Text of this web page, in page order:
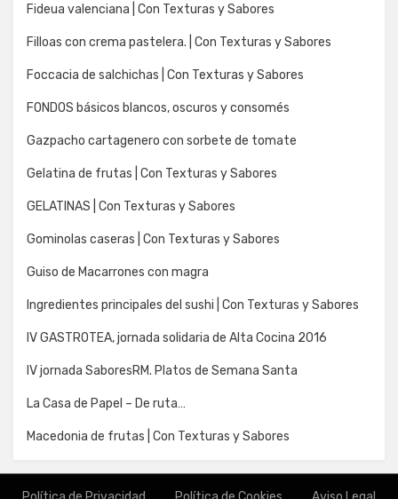
Fideua valenciana | Con Texturas y Sabores
Filloas con crema pastelera. | Con Texturas y Sabores
Foccacia de salchichas | Con Texturas y Sabores
FONDOS básicos blancos, oscuros y consomés
Gazpacho cartagenero con sorbete de tomate
Gelatina de frutas | Con Texturas y Sabores
GELATINAS | Con Texturas y Sabores
Gominolas caseras | Con Texturas y Sabores
Guiso de Macarrones con magra
Ingredientes principales del sushi | Con Texturas y Sabores
IV GASTROTEA, jornada solidaria de Alta Cocina 2016
IV jornada SaboresRM. Platos de Semana Santa
La Casa de Papel – De ruta…
Macedonia de frutas | Con Texturas y Sabores